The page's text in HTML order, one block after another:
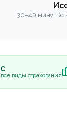
30–40 минут (с
виды страхования